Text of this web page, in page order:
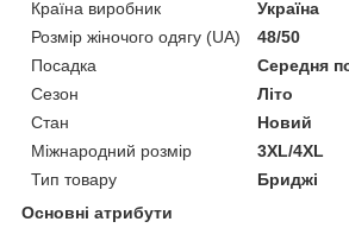
Країна виробник
Україна
Розмір жіночого одягу (UA)
48/50
Посадка
Середня
Сезон
Літо
Стан
Новий
Міжнародний розмір
3XL/4XL
Тип товару
Бриджі
Основні атрибути